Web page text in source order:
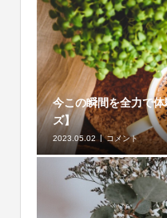
今この瞬間を全力で
ズ】
2023.05.02 コメント